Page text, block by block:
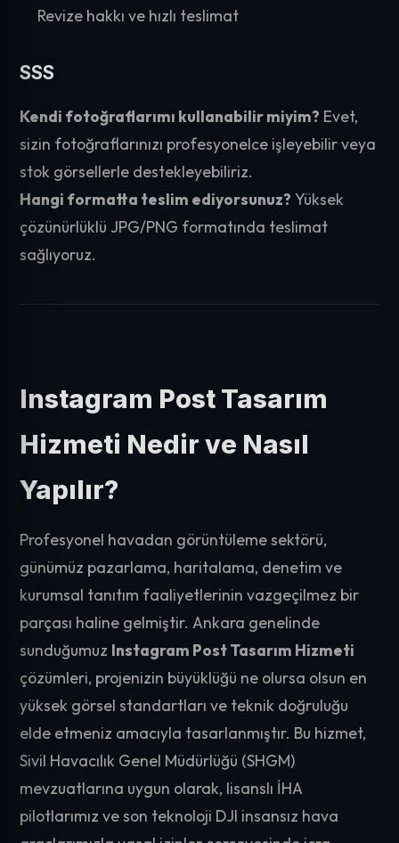
Revize hakkı ve hızlı teslimat
SSS
Kendi fotoğraflarımı kullanabilir miyim? Evet,
sizin fotoğraflarınızı profesyonelce işleyebilir veya
stok görsellerle destekleyebiliriz.
Hangi formatta teslim ediyorsunuz? Yüksek
çözünürlüklü JPG/PNG formatında teslimat
sağlıyoruz.
Instagram Post Tasarım
Hizmeti Nedir ve Nasıl
Yapılır?
Profesyonel havadan görüntüleme sektörü,
günümüz pazarlama, haritalama, denetim ve
kurumsal tanıtım faaliyetlerinin vazgeçilmez bir
parçası haline gelmiştir. Ankara genelinde
sunduğumuz Instagram Post Tasarım Hizmeti
çözümleri, projenizin büyüklüğü ne olursa olsun en
yüksek görsel standartları ve teknik doğruluğu
elde etmeniz amacıyla tasarlanmıştır. Bu hizmet,
Sivil Havacılık Genel Müdürlüğü (SHGM)
mevzuatlarına uygun olarak, lisanslı İHA
pilotlarımız ve son teknoloji DJI insansız hava